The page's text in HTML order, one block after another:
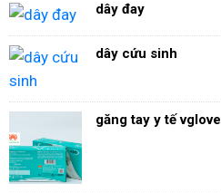
dây đay
dây cứu sinh
găng tay y tế vglove